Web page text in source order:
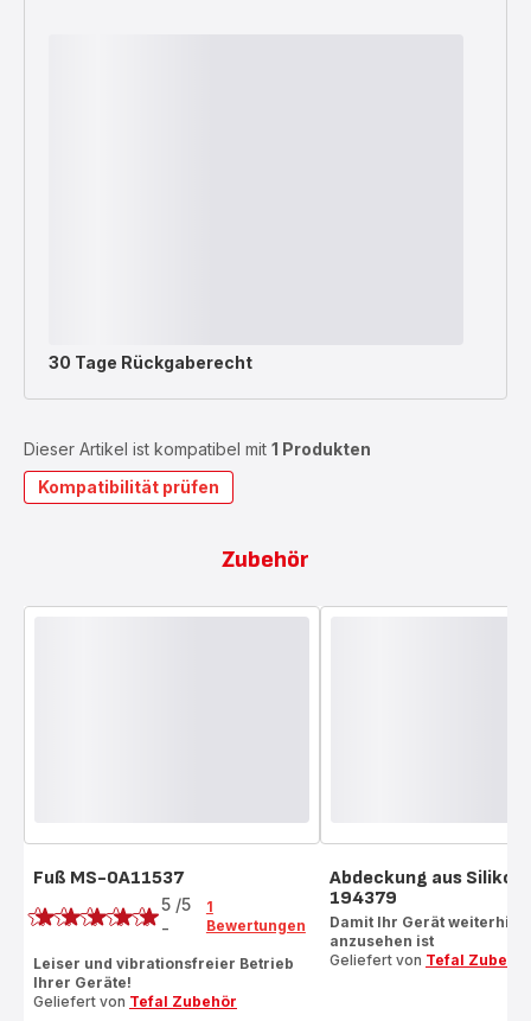
30 Tage Rückgaberecht
Dieser Artikel ist kompatibel mit 1 Produkten
Kompatibilität prüfen
Zubehör
Fuß MS-0A11537
Bewertung
mit
5
Sternen
5 /5
-
1
Bewertungen
Leiser und vibrationsfreier Betrieb
Ihrer Geräte!
Geliefert von Tefal Zubehör
Abdeckung aus Silikon
194379
Damit Ihr Gerät weiterhin
anzusehen ist
Geliefert von Tefal